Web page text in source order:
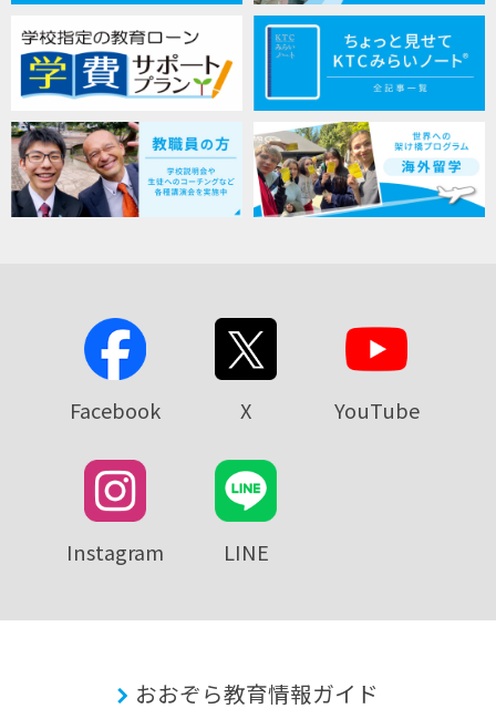
Facebook X YouTube
Instagram LINE
おおぞら教育情報ガイド